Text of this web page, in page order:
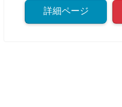
詳細ページ